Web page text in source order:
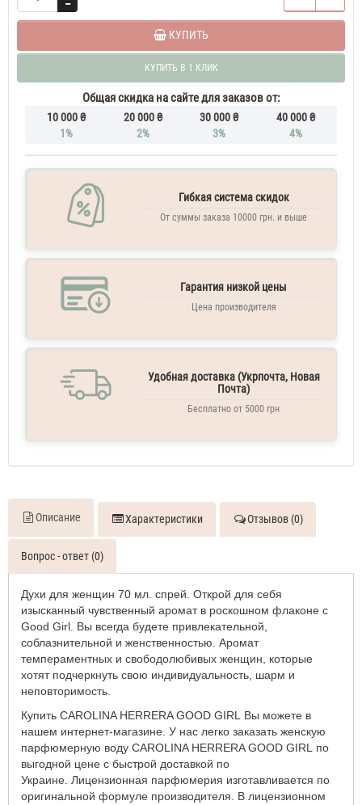
50
Herrera
Girl
Herrera
женские
Парфюмированная
вода
Духи
110
КУПИТЬ
КУПИТЬ В 1 КЛИК
Общая скидка на сайте для заказов от:
10 000 ₴
1%
20 000 ₴
2%
30 000 ₴
3%
40 000 ₴
4%
Гибкая система скидок
От суммы заказа 10000 грн. и выше
Гарантия низкой цены
Цена производителя
Удобная доставка (Укрпочта, Новая
Почта)
Бесплатно от 5000 грн
Описание Характеристики Отзывов (0)
Вопрос - ответ (0)
Духи для женщин 70 мл. спрей. Открой для себя
изысканный чувственный аромат в роскошном флаконе с
Good Girl. Вы всегда будете привлекательной,
соблазнительной и женственностью. Аромат
темпераментных и свободолюбивых женщин, которые
хотят подчеркнуть свою индивидуальность, шарм и
неповторимость.
Купить CAROLINA HERRERA GOOD GIRL Вы можете в
нашем интернет-магазине. У нас легко заказать женскую
парфюмерную воду CAROLINA HERRERA GOOD GIRL по
выгодной цене с быстрой доставкой по
Украине. Лицензионная парфюмерия изготавливается по
оригинальной формуле производителя. В лицензионном